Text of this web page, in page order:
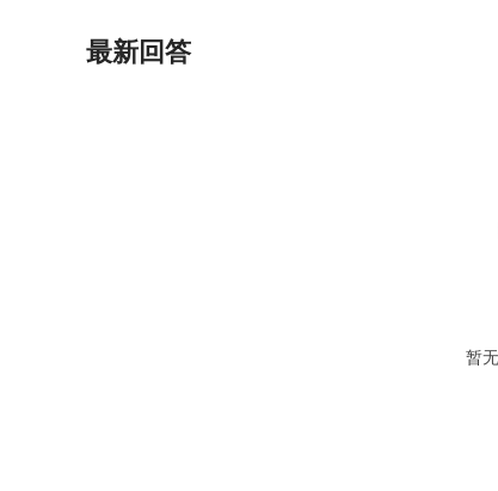
最新回答
暂